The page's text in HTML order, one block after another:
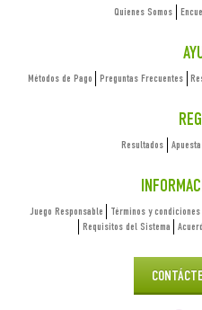
Quienes Somos
Métodos de Pago Preguntas Frecuentes
Resultados
Juego Responsable Términos y condiciones
Requisitos del Sistema